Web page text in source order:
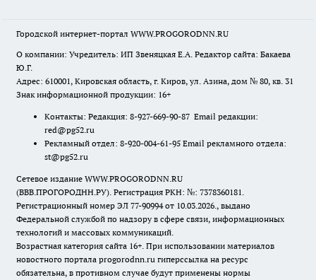
Городской интернет-портал WWW.PROGORODNN.RU
О компании: Учредитель: ИП Звеняцкая Е.А. Редактор сайта: Бакаева
Ю.Г.
Адрес: 610001, Кировская область, г. Киров, ул. Азина, дом № 80, кв. 31
Знак информационной продукции: 16+
Контакты: Редакция: 8-927-669-90-87 Email редакции:
red@pg52.ru
Рекламный отдел: 8-920-004-61-95 Email рекламного отдела:
st@pg52.ru
Сетевое издание WWW.PROGORODNN.RU
(ВВВ.ПРОГОРОДНН.РУ). Регистрация РКН: №: 7378360181.
Регистрационный номер ЭЛ 77-90994 от 10.03.2026., выдано
Федеральной службой по надзору в сфере связи, информационных
технологий и массовых коммуникаций.
Возрастная категория сайта 16+. При использовании материалов
новостного портала progorodnn.ru гиперссылка на ресурс
обязательна, в противном случае будут применены нормы